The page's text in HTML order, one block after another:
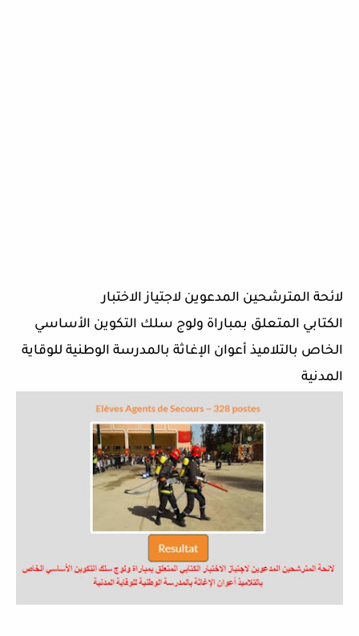
لائحة المترشحين المدعوين لاجتياز الاختبار
الكتابي المتعلق بمباراة ولوج سلك التكوين الأساسي
الخاص بالتلاميذ أعوان الإغاثة بالمدرسة الوطنية للوقاية
المدنية